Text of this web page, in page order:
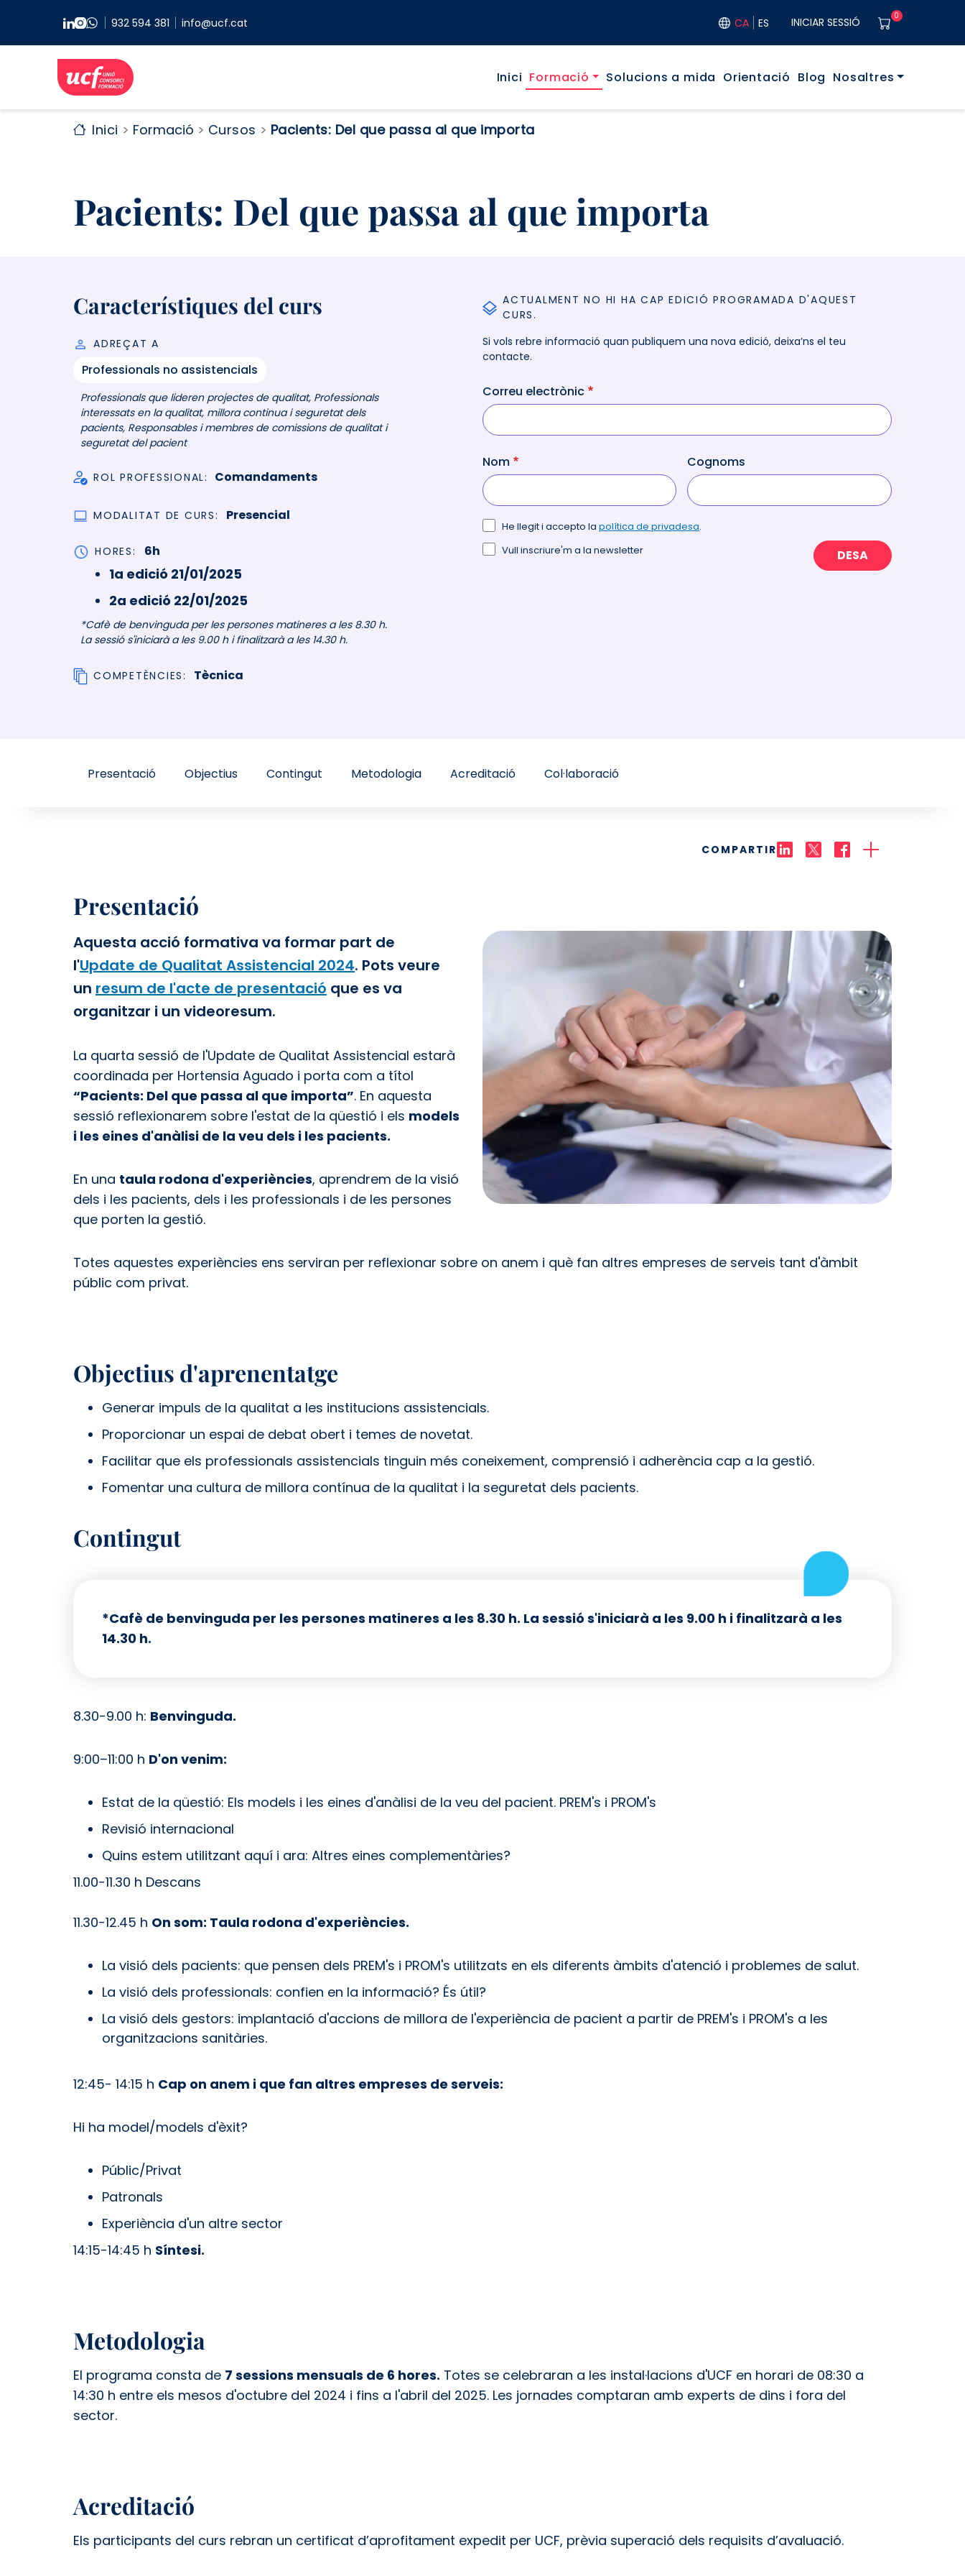
932 594 381 info@ucf.cat CA ES User
INICIAR SESSIÓ 0
Navegació principal
Inici Formació Solucions a mida Orientació Blog Nosaltres
Inici Formació Cursos Pacients: Del que passa al que importa
Pacients: Del que passa al que importa
Característiques del curs
ADREÇAT A
Professionals no assistencials
Professionals que lideren projectes de qualitat, Professionals
interessats en la qualitat, millora continua i seguretat dels
pacients, Responsables i membres de comissions de qualitat i
seguretat del pacient
ROL PROFESSIONAL Comandaments
MODALITAT DE CURS Presencial
HORES 6h
1a edició 21/01/2025
2a edició 22/01/2025
*Cafè de benvinguda per les persones matineres a les 8.30 h.
La sessió s'iniciarà a les 9.00 h i finalitzarà a les 14.30 h.
COMPETÈNCIES Tècnica
ACTUALMENT NO HI HA CAP EDICIÓ PROGRAMADA D'AQUEST
CURS.
Si vols rebre informació quan publiquem una nova edició, deixa’ns el teu
contacte.
Correu electrònic
Nom Cognoms
He llegit i accepto la política de privadesa.
Vull inscriure'm a la newsletter
DESA
Presentació Objectius Contingut Metodologia Acreditació Col·laboració
COMPARTIR
Presentació
Aquesta acció formativa va formar part de
l'Update de Qualitat Assistencial 2024. Pots veure
un resum de l'acte de presentació que es va
organitzar i un videoresum.
La quarta sessió de l'Update de Qualitat Assistencial estarà
coordinada per Hortensia Aguado i porta com a títol
“Pacients: Del que passa al que importa”. En aquesta
sessió reflexionarem sobre l'estat de la qüestió i els models
i les eines d'anàlisi de la veu dels i les pacients.
En una taula rodona d'experiències, aprendrem de la visió
dels i les pacients, dels i les professionals i de les persones
que porten la gestió.
Totes aquestes experiències ens serviran per reflexionar sobre on anem i què fan altres empreses de serveis tant d'àmbit
públic com privat.
Objectius d'aprenentatge
Generar impuls de la qualitat a les institucions assistencials.
Proporcionar un espai de debat obert i temes de novetat.
Facilitar que els professionals assistencials tinguin més coneixement, comprensió i adherència cap a la gestió.
Fomentar una cultura de millora contínua de la qualitat i la seguretat dels pacients.
Contingut
*Cafè de benvinguda per les persones matineres a les 8.30 h. La sessió s'iniciarà a les 9.00 h i finalitzarà a les
14.30 h.
8.30-9.00 h: Benvinguda.
9:00–11:00 h D'on venim:
Estat de la qüestió: Els models i les eines d'anàlisi de la veu del pacient. PREM's i PROM's
Revisió internacional
Quins estem utilitzant aquí i ara: Altres eines complementàries?
11.00-11.30 h Descans
11.30-12.45 h On som: Taula rodona d'experiències.
La visió dels pacients: que pensen dels PREM's i PROM's utilitzats en els diferents àmbits d'atenció i problemes de salut.
La visió dels professionals: confien en la informació? És útil?
La visió dels gestors: implantació d'accions de millora de l'experiència de pacient a partir de PREM's i PROM's a les
organitzacions sanitàries.
12:45- 14:15 h Cap on anem i que fan altres empreses de serveis:
Hi ha model/models d'èxit?
Públic/Privat
Patronals
Experiència d'un altre sector
14:15-14:45 h Síntesi.
Metodologia
El programa consta de 7 sessions mensuals de 6 hores. Totes se celebraran a les instal·lacions d'UCF en horari de 08:30 a
14:30 h entre els mesos d'octubre del 2024 i fins a l'abril del 2025. Les jornades comptaran amb experts de dins i fora del
sector.
Acreditació
Els participants del curs rebran un certificat d’aprofitament expedit per UCF, prèvia superació dels requisits d’avaluació.